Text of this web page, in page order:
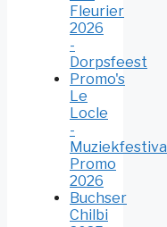
Fleurier
2026
-
Dorpsfeest
Promo's
Le
Locle
-
Muziekfestival
Promo
2026
Buchser
Chilbi